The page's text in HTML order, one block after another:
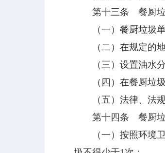
第十三条 餐厨垃
（一）餐厨垃圾单
（二）在规定的地
（三）设置油水分
（四）在餐厨垃圾
（五）法律、法规
第十四条 餐厨垃圾
（一）按照环境卫